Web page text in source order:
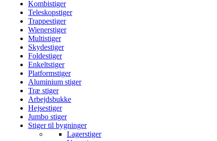
Kombistiger
Teleskopstiger
Trappestiger
Wienerstiger
Multistiger
Skydestiger
Foldestiger
Enkeltstiger
Platformstiger
Aluminium stiger
Træ stiger
Arbejdsbukke
Hejsestiger
Jumbo stiger
Stiger til bygninger
Lagerstiger